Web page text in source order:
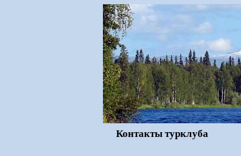
Контакты турклуба